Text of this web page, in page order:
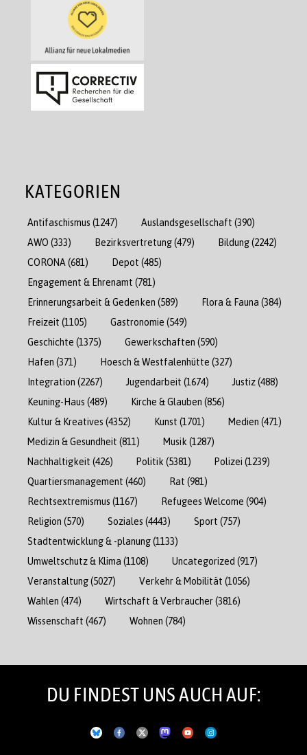
KATEGORIEN
Antifaschismus (1247) Auslandsgesellschaft (390)
AWO (333) Bezirksvertretung(479) Bildung(2242)
CORONA (681) Depot (485)
Engagement & Ehrenamt (781)
Erinnerungsarbeit & Gedenken (589) Flora & Fauna (384)
Freizeit (1105) Gastronomie (549)
Geschichte (1375) Gewerkschaften (590)
Hafen (371) Hoesch & Westfalenhütte (327)
Integration (2267) Jugendarbeit (1674) Justiz(488)
Keuning-Haus (489) Kirche & Glauben (856)
Kultur & Kreatives (4352) Kunst (1701) Medien (471)
Medizin & Gesundheit (811) Musik (1287)
Nachhaltigkeit (426) Politik (5381) Polizei (1239)
Quartiersmanagement (460) Rat (981)
Rechtsextremismus (1167) Refugees Welcome (904)
Religion (570) Soziales (4443) Sport (757)
Stadtentwicklung & -planung(1133)
Umweltschutz & Klima (1108) Uncategorized (917)
Veranstaltung(5027) Verkehr & Mobilität (1056)
Wahlen (474) Wirtschaft & Verbraucher(3816)
Wissenschaft (467) Wohnen (784)
DU FINDEST UNS AUCH AUF: